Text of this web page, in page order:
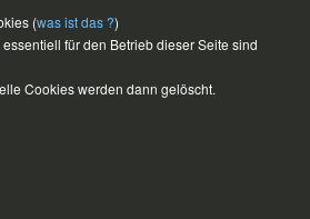
(was ist das ?)
für den Betrieb dieser Seite sind
Cookies werden dann gelöscht.